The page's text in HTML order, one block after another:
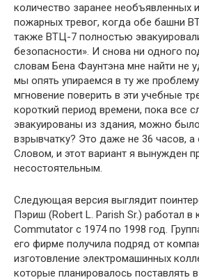
количество заранее необъявленных
пожарных тревог, когда обе башни
также ВТЦ-7 полностью
безопасности». И снова ни одного
словам Бена Фаунтэна мне найти не
мы опять упираемся в ту же
мгновение поверить в эти учебные
короткий период времени, пока все
эвакуированы из здания, можно
взрывчатку? Это даже не 36 часов, а
Словом, и этот вариант я вынужден
несостоятельным.
Следующая версия выглядит
Пэриш (Robert L. Parish Sr.) работал в
Commutator с 1974 по 1998 год.
его фирме получила подряд от
изготовление электромашинных
которые планировалось поставлять